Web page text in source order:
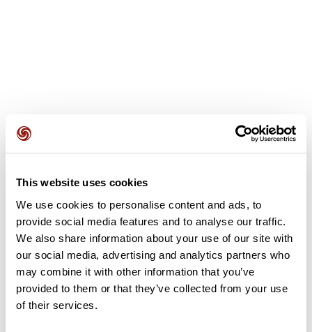
This website uses cookies
We use cookies to personalise content and ads, to
provide social media features and to analyse our traffic.
We also share information about your use of our site with
our social media, advertising and analytics partners who
may combine it with other information that you’ve
provided to them or that they’ve collected from your use
of their services.
Avis des utilisateurs
Soyez le premier à ajouter un avis !
Ajouter un avis
Résumé